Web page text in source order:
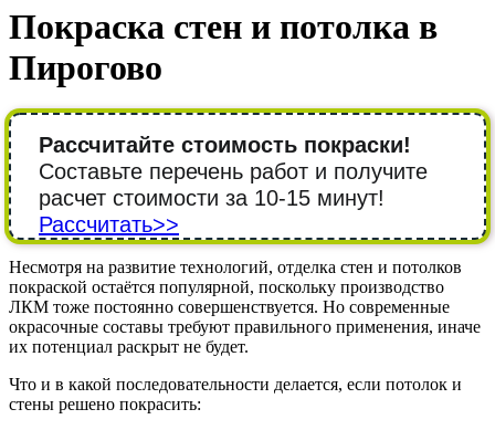
Покраска стен и потолка в
Пирогово
Рассчитайте стоимость покраски!
Составьте перечень работ и получите
расчет стоимости за 10-15 минут!
Рассчитать>>
Несмотря на развитие технологий, отделка стен и потолков
покраской остаётся популярной, поскольку производство
ЛКМ тоже постоянно совершенствуется. Но современные
окрасочные составы требуют правильного применения, иначе
их потенциал раскрыт не будет.
Что и в какой последовательности делается, если потолок и
стены решено покрасить: